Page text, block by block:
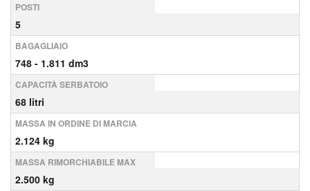
POSTI
5
BAGAGLIAIO
748 - 1.811 dm3
CAPACITÀ SERBATOIO
68 litri
MASSA IN ORDINE DI MARCIA
2.124 kg
MASSA RIMORCHIABILE MAX
2.500 kg